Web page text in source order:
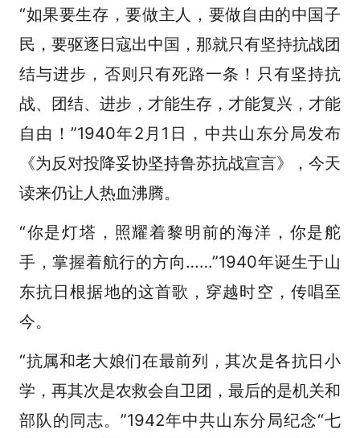
“如果要生存，要做主人，要做自由的中国子
民，要驱逐日寇出中国，那就只有坚持抗战团
结与进步，否则只有死路一条！只有坚持抗
战、团结、进步，才能生存，才能复兴，才能
自由！”1940年2月1日，中共山东分局发布
《为反对投降妥协坚持鲁苏抗战宣言》，今天
读来仍让人热血沸腾。
“你是灯塔，照耀着黎明前的海洋，你是舵
手，掌握着航行的方向……”1940年诞生于山
东抗日根据地的这首歌，穿越时空，传唱至
今。
“抗属和老大娘们在最前列，其次是各抗日小
学，再其次是农救会自卫团，最后的是机关和
部队的同志。”1942年中共山东分局纪念“七